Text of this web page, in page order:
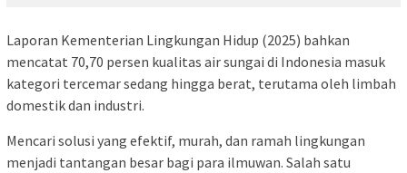
Laporan Kementerian Lingkungan Hidup (2025) bahkan
mencatat 70,70 persen kualitas air sungai di Indonesia masuk
kategori tercemar sedang hingga berat, terutama oleh limbah
domestik dan industri.
Mencari solusi yang efektif, murah, dan ramah lingkungan
menjadi tantangan besar bagi para ilmuwan. Salah satu